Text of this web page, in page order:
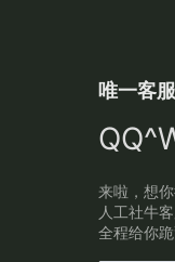
唯一客服
来啦，想
人工社牛
全程给你